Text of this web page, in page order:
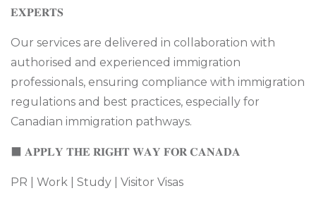
𝐄𝐗𝐏𝐄𝐑𝐓𝐒
Our services are delivered in collaboration with
authorised and experienced immigration
professionals, ensuring compliance with immigration
regulations and best practices, especially for
Canadian immigration pathways.
⬛ 𝐀𝐏𝐏𝐋𝐘 𝐓𝐇𝐄 𝐑𝐈𝐆𝐇𝐓 𝐖𝐀𝐘 𝐅𝐎𝐑 𝐂𝐀𝐍𝐀𝐃𝐀
PR | Work | Study | Visitor Visas